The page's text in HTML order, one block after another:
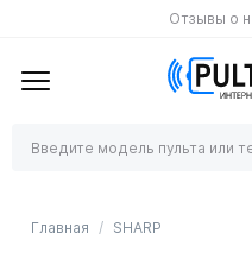
Отзывы о
Главная SHARP